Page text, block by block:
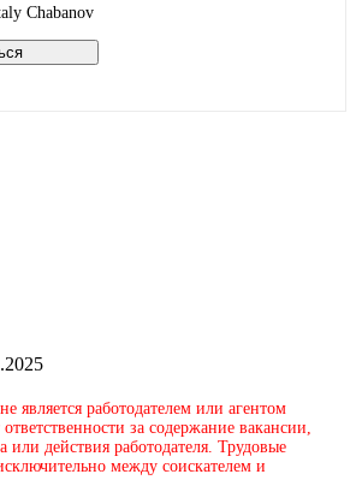
Chabanov
является работодателем или агентом
за содержание вакансии,
или действия работодателя. Трудовые
между соискателем и